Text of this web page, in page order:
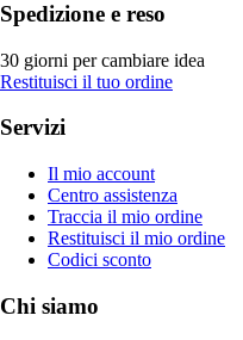
Spedizione e reso
30 giorni per cambiare idea
Restituisci il tuo ordine
Servizi
Il mio account
Centro assistenza
Traccia il mio ordine
Restituisci il mio ordine
Codici sconto
Chi siamo